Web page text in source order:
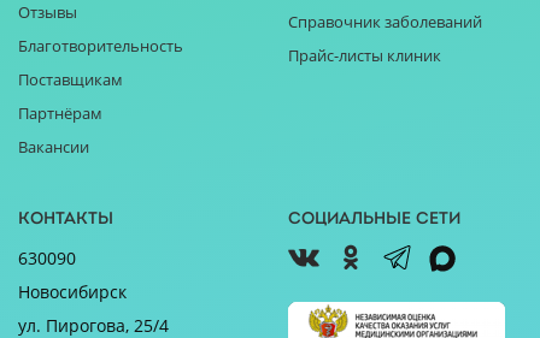
Отзывы
Благотворительность
Поставщикам
Партнёрам
Вакансии
Справочник заболеваний
Прайс-листы клиник
Контакты
630090
Новосибирск
ул. Пирогова, 25/4
Социальные сети